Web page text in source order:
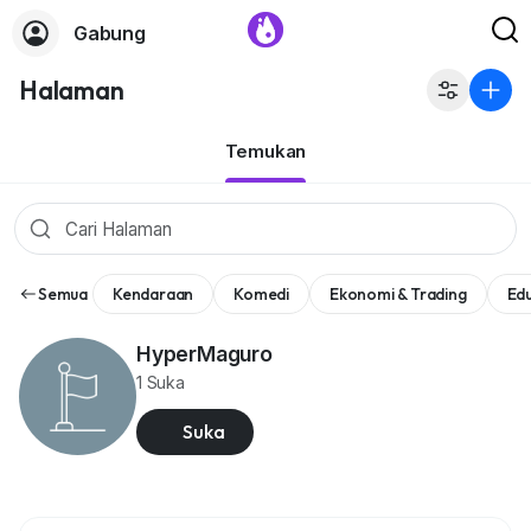
Gabung
Halaman
Temukan
Semua Kendaraan Komedi Ekonomi & Trading
HyperMaguro
1 Suka
Suka